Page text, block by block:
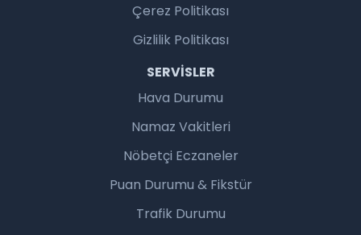
Çerez Politikası
Gizlilik Politikası
SERVISLER
Hava Durumu
Namaz Vakitleri
Nöbetçi Eczaneler
Puan Durumu & Fikstür
Trafik Durumu